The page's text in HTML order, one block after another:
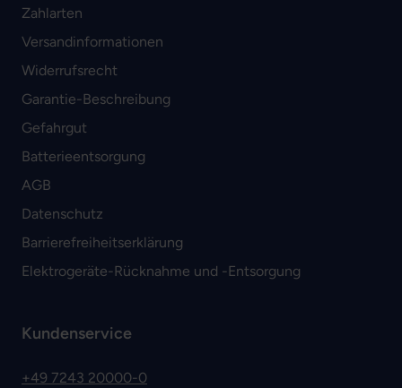
Zahlarten
Versandinformationen
Widerrufsrecht
Garantie-Beschreibung
Gefahrgut
Batterieentsorgung
AGB
Datenschutz
Barrierefreiheitserklärung
Elektrogeräte-Rücknahme und -Entsorgung
Kundenservice
+49 7243 20000-0